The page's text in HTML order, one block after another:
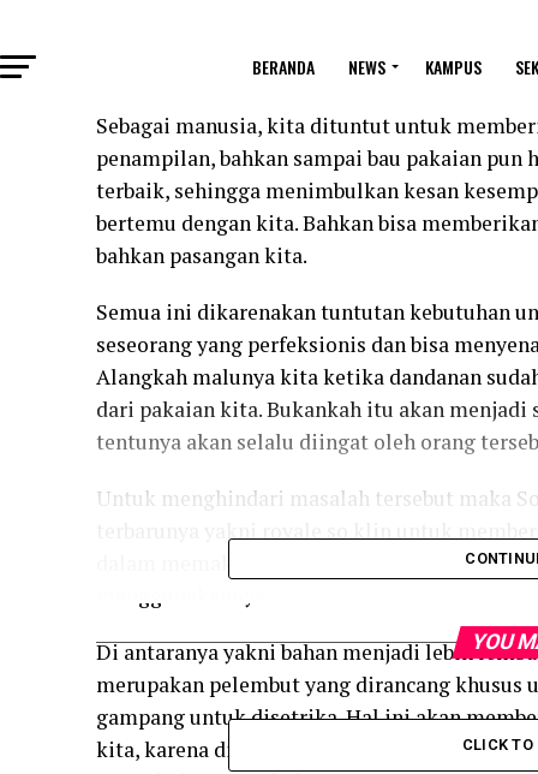
BERANDA NEWS KAMPUS
Sebagai manusia, kita dituntut untuk
penampilan, bahkan sampai bau pakaian
terbaik, sehingga menimbulkan kesan
bertemu dengan kita. Bahkan bisa
bahkan pasangan kita.
Semua ini dikarenakan tuntutan kebutuhan
seseorang yang perfeksionis dan bisa
Alangkah malunya kita ketika dandanan
dari pakaian kita. Bukankah itu akan menjadi
tentunya akan selalu diingat oleh orang
Untuk menghindari masalah tersebut maka
dalam memakai produk ini, pengalaman
Di antaranya yakni bahan menjadi lebih
merupakan pelembut yang dirancang
gampang untuk disetrika. Hal ini akan
kita, karena di samping rapi, sisi
YOU
CLICK